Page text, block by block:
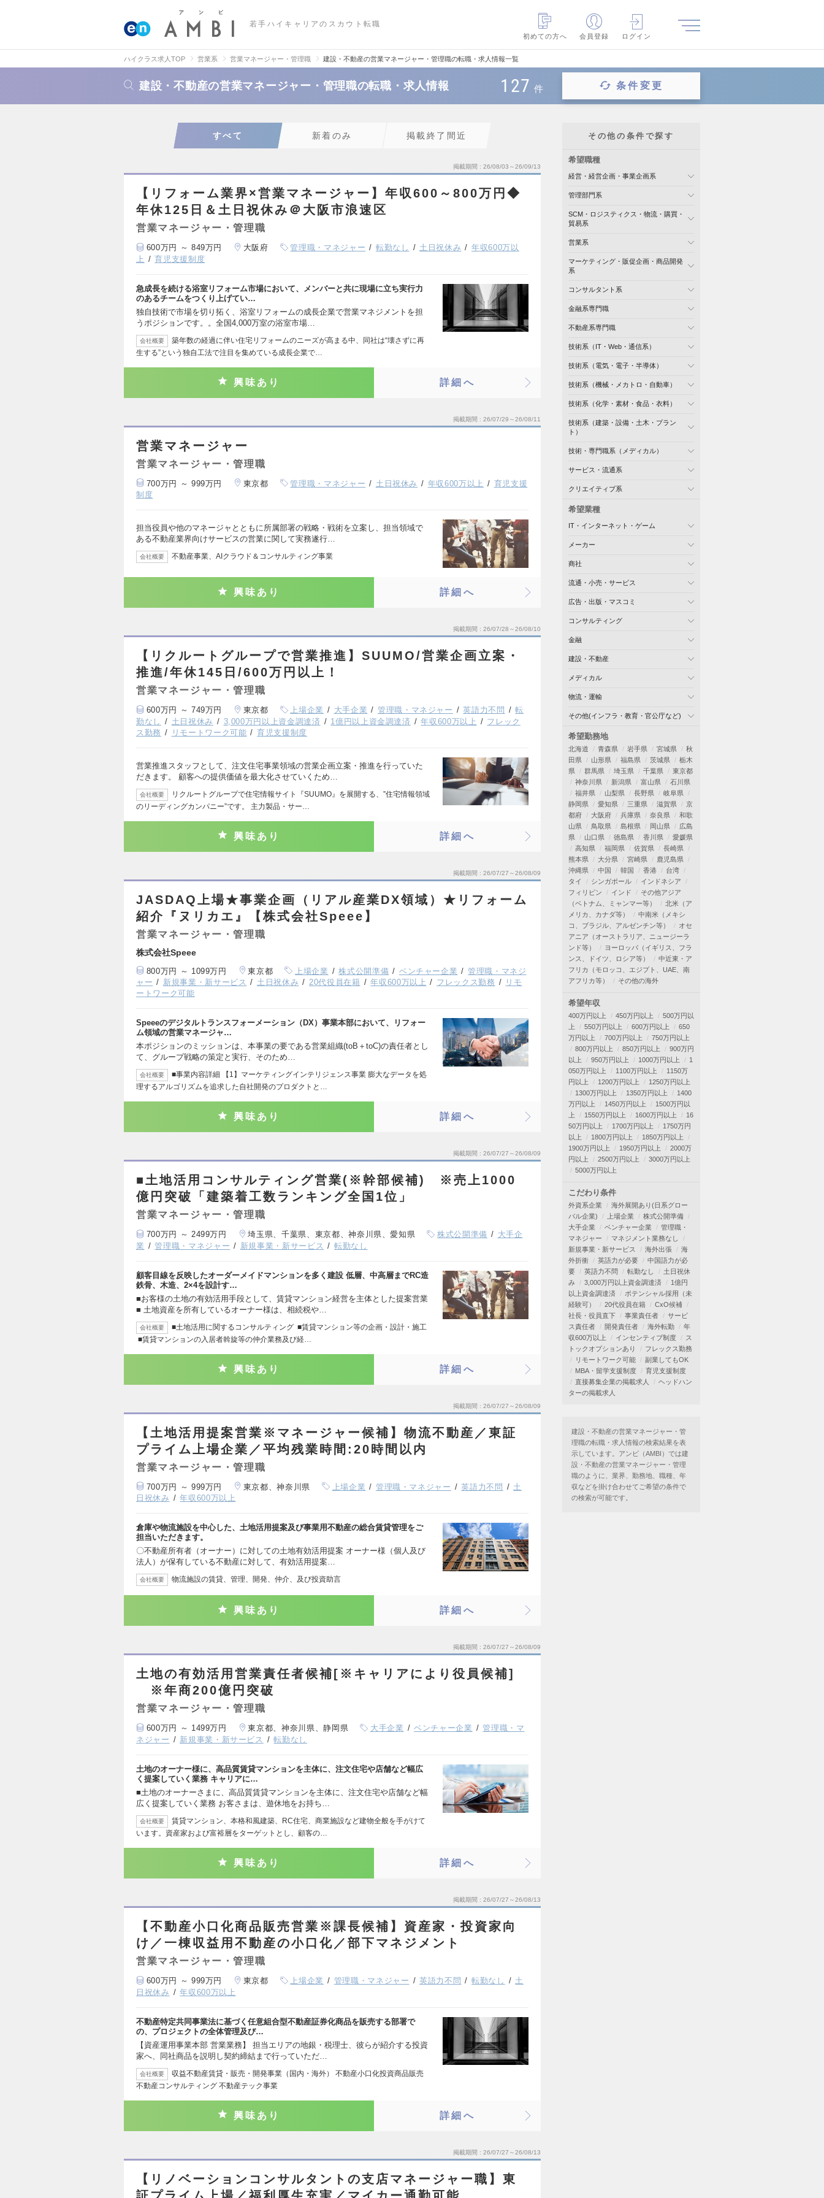
若手ハイキャリアのスカウト転職
初めての方へ
会員登録 ログイン
ハイクラス求人TOP 営業系 営業マネージャー・管理職 建設・不動産の営業マネージャー・管理職の転職・求人情報一覧
建設・不動産の営業マネージャー・管理職の転職・求人情報 127 件 条件変更
すべて 新着のみ 掲載終了間近
掲載期間 26/08/03～26/09/13
【リフォーム業界×営業マネージャー】年収600～800万円◆
年休125日＆土日祝休み＠大阪市浪速区
営業マネージャー・管理職
600万円 ～ 849万円 大阪府 管理職・マネジャー 転勤なし 土日祝休み
年収600万以
上
育児支援制度
急成長を続ける浴室リフォーム市場において、メンバーと共に現場に立ち実行力
のあるチームをつくり上げてい…
独自技術で市場を切り拓く、浴室リフォームの成長企業で営業マネジメントを担
うポジションです。。全国4,000万室の浴室市場…
会社概要
築年数の経過に伴い住宅リフォームのニーズが高まる中、同社は“壊さずに再
生する”という独自工法で注目を集めている成長企業で…
興味あり 詳細へ
掲載期間 26/07/29～26/08/11
営業マネージャー
営業マネージャー・管理職
700万円 ～ 999万円 東京都 管理職・マネジャー 土日祝休み 年収600万以上
育児支援
制度
担当役員や他のマネージャとともに所属部署の戦略・戦術を立案し、担当領域で
ある不動産業界向けサービスの営業に関して実務遂行…
会社概要 不動産事業、AIクラウド＆コンサルティング事業
興味あり 詳細へ
掲載期間 26/07/28～26/08/10
【リクルートグループで営業推進】SUUMO/営業企画立案・
推進/年休145日/600万円以上！
営業マネージャー・管理職
600万円 ～ 749万円 東京都 上場企業 大手企業 管理職・マネジャー 英語力不問
転
勤なし
土日祝休み 3,000万円以上資金調達済 1億円以上資金調達済 年収600万以上
フレック
ス勤務
リモートワーク可能 育児支援制度
営業推進スタッフとして、注文住宅事業領域の営業企画立案・推進を行っていた
だきます。 顧客への提供価値を最大化させていくため…
会社概要
リクルートグループで住宅情報サイト『SUUMO』を展開する、”住宅情報領域
のリーディングカンパニー”です。 主力製品・サー…
興味あり 詳細へ
掲載期間 26/07/27～26/08/09
JASDAQ上場★事業企画（リアル産業DX領域）★リフォーム
紹介『ヌリカエ』【株式会社Speee】
営業マネージャー・管理職
株式会社Speee
800万円 ～ 1099万円 東京都 上場企業 株式公開準備 ベンチャー企業
管理職・マネジ
ャー
新規事業・新サービス 土日祝休み 20代役員在籍 年収600万以上 フレックス勤務
リモ
ートワーク可能
Speeeのデジタルトランスフォーメーション（DX）事業本部において、リフォー
ム領域の営業マネージャ…
本ポジションのミッションは、本事業の要である営業組織(toB＋toC)の責任者とし
て、グループ戦略の策定と実行、そのため…
会社概要
■事業内容詳細 【1】マーケティングインテリジェンス事業 膨大なデータを処
理するアルゴリズムを追求した自社開発のプロダクトと…
興味あり 詳細へ
掲載期間 26/07/27～26/08/09
■土地活用コンサルティング営業(※幹部候補) ※売上1000
億円突破「建築着工数ランキング全国1位」
営業マネージャー・管理職
700万円 ～ 2499万円 埼玉県、千葉県、東京都、神奈川県、愛知県 株式公開準備
大手企
業
管理職・マネジャー 新規事業・新サービス 転勤なし
顧客目線を反映したオーダーメイドマンションを多く建設 低層、中高層までRC造
鉄骨、木造、2×4を設計す…
■お客様の土地の有効活用手段として、賃貸マンション経営を主体とした提案営業
■ 土地資産を所有しているオーナー様は、相続税や…
会社概要
■土地活用に関するコンサルティング ■賃貸マンション等の企画・設計・施工
■賃貸マンションの入居者斡旋等の仲介業務及び経…
興味あり 詳細へ
掲載期間 26/07/27～26/08/09
【土地活用提案営業※マネージャー候補】物流不動産／東証
プライム上場企業／平均残業時間:20時間以内
営業マネージャー・管理職
700万円 ～ 999万円 東京都、神奈川県 上場企業 管理職・マネジャー 英語力不問
土
日祝休み
年収600万以上
倉庫や物流施設を中心した、土地活用提案及び事業用不動産の総合賃貸管理をご
担当いただきます。
〇不動産所有者（オーナー）に対しての土地有効活用提案 オーナー様（個人及び
法人）が保有している不動産に対して、有効活用提案…
会社概要 物流施設の賃貸、管理、開発、仲介、及び投資助言
興味あり 詳細へ
掲載期間 26/07/27～26/08/09
土地の有効活用営業責任者候補[※キャリアにより役員候補]
※年商200億円突破
営業マネージャー・管理職
600万円 ～ 1499万円 東京都、神奈川県、静岡県 大手企業 ベンチャー企業
管理職・マ
ネジャー
新規事業・新サービス 転勤なし
土地のオーナー様に、高品質賃貸マンションを主体に、注文住宅や店舗など幅広
く提案していく業務 キャリアに…
■土地のオーナーさまに、高品質賃貸マンションを主体に、注文住宅や店舗など幅
広く提案していく業務 お客さまは、遊休地をお持ち…
会社概要
賃貸マンション、本格和風建築、RC住宅、商業施設など建物全般を手がけて
います。資産家および富裕層をターゲットとし、顧客の…
興味あり 詳細へ
掲載期間 26/07/27～26/08/13
【不動産小口化商品販売営業※課長候補】資産家・投資家向
け／一棟収益用不動産の小口化／部下マネジメント
営業マネージャー・管理職
600万円 ～ 999万円 東京都 上場企業 管理職・マネジャー 英語力不問 転勤なし
土
日祝休み
年収600万以上
不動産特定共同事業法に基づく任意組合型不動産証券化商品を販売する部署で
の、プロジェクトの全体管理及び…
【資産運用事業本部 営業業務】 担当エリアの地銀・税理士、彼らが紹介する投資
家へ、同社商品を説明し契約締結まで行っていただ…
会社概要
収益不動産賃貸・販売・開発事業（国内・海外） 不動産小口化投資商品販売
不動産コンサルティング 不動産テック事業
興味あり 詳細へ
掲載期間 26/07/27～26/08/13
【リノベーションコンサルタントの支店マネージャー職】東
証プライム上場／福利厚生充実／マイカー通勤可能
その他の条件で探す
希望職種
経営・経営企画・事業企画系
管理部門系
SCM・ロジスティクス・物流・購買・
貿易系
営業系
マーケティング・販促企画・商品開発
系
コンサルタント系
金融系専門職
不動産系専門職
技術系（IT・Web・通信系）
技術系（電気・電子・半導体）
技術系（機械・メカトロ・自動車）
技術系（化学・素材・食品・衣料）
技術系（建築・設備・土木・プラン
ト）
技術・専門職系（メディカル）
サービス・流通系
クリエイティブ系
希望業種
IT・インターネット・ゲーム
メーカー
商社
流通・小売・サービス
広告・出版・マスコミ
コンサルティング
金融
建設・不動産
メディカル
物流・運輸
その他(インフラ・教育・官公庁など)
希望勤務地
北海道 青森県 岩手県 宮城県
秋
田県
山形県 福島県 茨城県
栃木
県
群馬県 埼玉県 千葉県
東京都
神奈川県
新潟県 富山県
石川県
福井県
山梨県 長野県
岐阜県
静岡県
愛知県 三重県 滋賀県
京
都府
大阪府 兵庫県 奈良県
和歌
山県
鳥取県 島根県 岡山県
広島
県
山口県 徳島県 香川県
愛媛県
高知県
福岡県 佐賀県
長崎県
熊本県
大分県 宮崎県
鹿児島県
沖縄県
中国 韓国 香港
台湾
タイ
シンガポール
インドネシア
フィリピン
インド
その他アジア
（ベトナム、ミャンマー等）
北米（ア
メリカ、カナダ等）
中南米（メキシ
コ、ブラジル、アルゼンチン等）
オセ
アニア（オーストラリア、ニュージーラ
ンド等）
ヨーロッパ（イギリス、フラ
ンス、ドイツ、ロシア等）
中近東・ア
フリカ（モロッコ、エジプト、UAE、南
アフリカ等）
その他の海外
希望年収
400万円以上 450万円以上
500万円以
上
550万円以上 600万円以上
650
万円以上
700万円以上
750万円以上
800万円以上
850万円以上
900万円
以上
950万円以上 1000万円以上
1
050万円以上
1100万円以上
1150万
円以上
1200万円以上
1250万円以上
1300万円以上
1350万円以上
1400
万円以上
1450万円以上
1500万円以
上
1550万円以上 1600万円以上
16
50万円以上
1700万円以上
1750万円
以上
1800万円以上
1850万円以上
1900万円以上
1950万円以上
2000万
円以上
2500万円以上
3000万円以上
5000万円以上
こだわり条件
外資系企業
海外展開あり(日系グロー
バル企業)
上場企業
株式公開準備
大手企業
ベンチャー企業
管理職・
マネジャー
マネジメント業務なし
新規事業・新サービス
海外出張
海
外折衝
英語力が必要
中国語力が必
要
英語力不問 転勤なし
土日祝休
み
3,000万円以上資金調達済
1億円
以上資金調達済
ポテンシャル採用（未
経験可）
20代役員在籍
CxO候補
社長・役員直下
事業責任者
サービ
ス責任者
開発責任者 海外転勤
年
収600万以上
インセンティブ制度
ス
トックオプションあり
フレックス勤務
リモートワーク可能
副業してもOK
MBA・留学支援制度
育児支援制度
直接募集企業の掲載求人
ヘッドハン
ターの掲載求人
建設・不動産の営業マネージャー・管
理職の転職・求人情報の検索結果を表
示しています。アンビ（AMBI）では建
設・不動産の営業マネージャー・管理
職のように、業界、勤務地、職種、年
収などを掛け合わせてご希望の条件で
の検索が可能です。